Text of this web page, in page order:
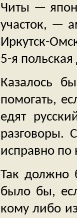
Читы —
участок, —
Иркутск-
5-я
Казалось
помогать,
едят
разговоры.
исправно по
Так должно
было бы,
кому либо